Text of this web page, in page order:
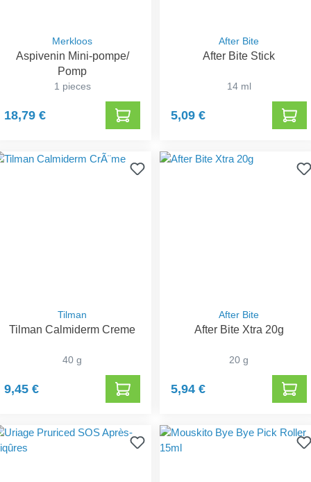
Merkloos
Aspivenin Mini-pompe/
Pomp
1 pieces
18,79 €
After Bite
After Bite Stick
14 ml
5,09 €
Tilman
Tilman Calmiderm Creme
40 g
9,45 €
After Bite
After Bite Xtra 20g
20 g
5,94 €